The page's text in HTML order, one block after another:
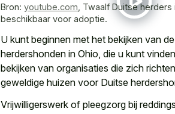
Bron: youtube.com Twaalf Duitse herders
beschikbaar voor adoptie.
U kunt beginnen met het bekijken van
herdershonden in Ohio, die u kunt
bekijken van organisaties die zich
geweldige huizen voor Duitse
Vrijwilligerswerk of pleegzorg bij